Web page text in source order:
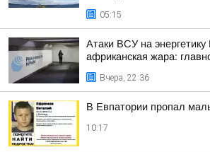
05:15
Атаки ВСУ на
африканская жара:
Вчера, 22:36
В Евпатории пропал
10:17